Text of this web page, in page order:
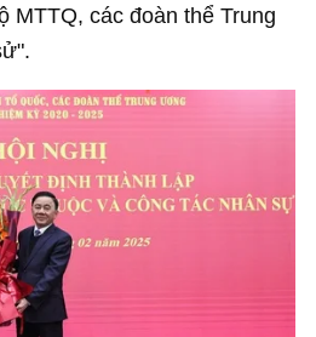
MTTQ, các đoàn thể Trung